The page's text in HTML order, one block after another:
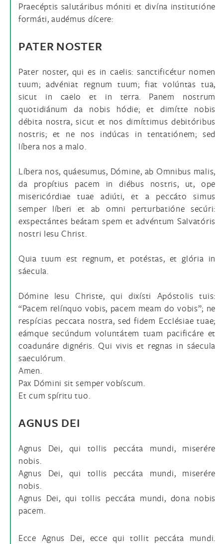
Praecéptis salutáribus móniti et divína institutióne
formáti, audémus dícere:
PATER NOSTER
Pater noster, qui es in caelis: sanctificétur nomen
tuum; advéniat regnum tuum; fiat volúntas tua,
sicut in caelo et in terra. Panem nostrum
quotidiánum da nobis hódie; et dimítte nobis
débita nostra, sicut et nos dimíttimus debitóribus
nostris; et ne nos indúcas in tentatiónem; sed
líbera nos a malo.
Líbera nos, quáesumus, Dómine, ab Omnibus malis,
da propítius pacem in diébus nostris, ut, ope
misericórdiae tuae adiúti, et a peccáto simus
semper Iíberi et ab omni perturbatióne secúri:
exspectántes beátam spem et advéntum Salvatóris
nostri Iesu Christ.
Quia tuum est regnum, et potéstas, et glória in
sáecula.
Dómine Iesu Christe, qui dixísti Apóstolis tuis:
“Pacem relínquo vobis, pacem meam do vobis”; ne
respícias peccata nostra, sed fidem Ecclésiae tuae;
eámque secúndum voluntátem tuam pacificáre et
coadunáre dignéris. Qui vivis et regnas in sáecula
saeculórum.
Amen.
Pax Dómini sit semper vobíscum.
Et cum spíritu tuo.
AGNUS DEI
Agnus Dei, qui tollis peccáta mundi, miserére
nobis.
Agnus Dei, qui tollis peccáta mundi, miserére
nobis.
Agnus Dei, qui tollis peccáta mundi, dona nobis
pacem.
Ecce Agnus Dei, ecce qui tollit peccáta mundi.